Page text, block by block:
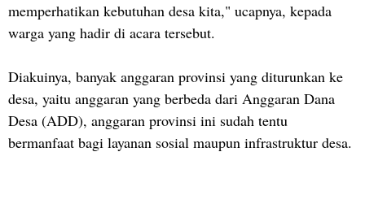
memperhatikan kebutuhan desa kita," ucapnya, kepada
warga yang hadir di acara tersebut.
Diakuinya, banyak anggaran provinsi yang diturunkan ke
desa, yaitu anggaran yang berbeda dari Anggaran Dana
Desa (ADD), anggaran provinsi ini sudah tentu
bermanfaat bagi layanan sosial maupun infrastruktur desa.